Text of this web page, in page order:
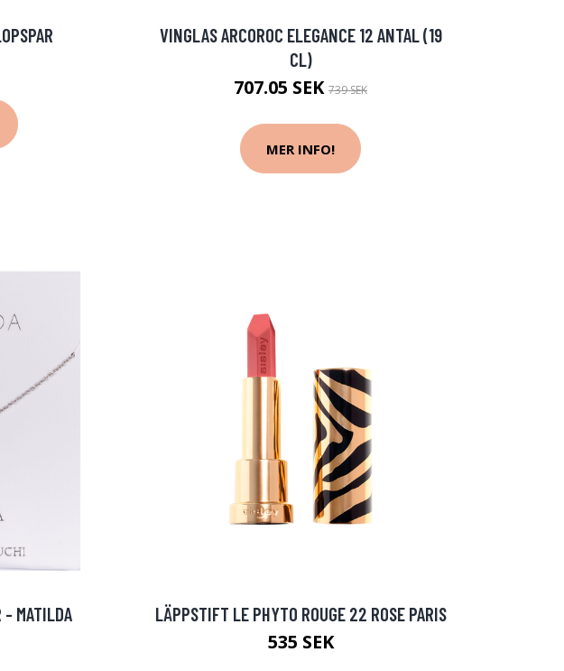
VINGLAS ARCOROC ELEGANCE 12 ANTAL (19
CL)
707.05 SEK 739 SEK
MER INFO!
- MATILDA LÄPPSTIFT LE PHYTO ROUGE 22 ROSE PARIS
535 SEK